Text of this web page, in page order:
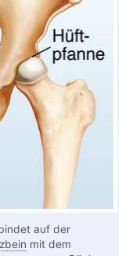
auf der
mit dem